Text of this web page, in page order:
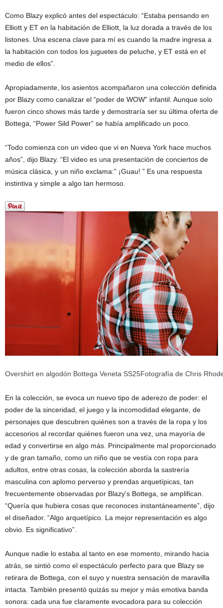
Como Blazy explicó antes del espectáculo: “Estaba pensando en
Elliott y ET en la habitación de Elliott, la luz dorada a través de los
listones. Una escena clave para mí es cuando la madre ingresa a
la habitación con todos los juguetes de peluche, y ET está en el
medio de ellos”.
Apropiadamente, los asientos acompañaron una colección definida
por Blazy como canalizar el “poder de WOW” infantil. Aunque solo
fueron cinco shows más tarde y demostraría ser su última oferta de
Bottega, “Power Sild Power” se había amplificado un poco.
“Todo comienza con un video que vi en Nueva York hace muchos
años”, dijo Blazy. “El video es una presentación de conciertos de
música clásica, y un niño exclama:” ¡Guau! ” Es una respuesta
instintiva y simple a algo tan hermoso.
Overshirt en algodón Bottega Veneta SS25Fotografía de Chris
En la colección, se evoca un nuevo tipo de aderezo de poder: el
poder de la sinceridad, el juego y la incomodidad elegante, de
personajes que descubren quiénes son a través de la ropa y los
accesorios al recordar quiénes fueron una vez, una mayoría de
edad y convertirse en algo más. Principalmente mal proporcionado
y de gran tamaño, como un niño que se vestía con ropa para
adultos, entre otras cosas, la colección aborda la sastrería
masculina con aplomo perverso y prendas arquetípicas, tan
frecuentemente observadas por Blazy's Bottega, se amplifican.
“Quería que hubiera cosas que reconoces instantáneamente”, dijo
el diseñador. “Algo arquetípico. La mejor representación es algo
obvio. Es significativo”.
Aunque nadie lo estaba al tanto en ese momento, mirando hacia
atrás, se sintió como el espectáculo perfecto para que Blazy se
retirara de Bottega, con el suyo y nuestra sensación de maravilla
intacta. También presentó quizás su mejor y más emotiva banda
sonora: cada una fue claramente evocadora para su colección